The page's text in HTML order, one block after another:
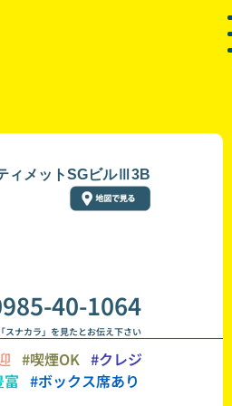
ィメットSGビルⅢ3B
40-1064
スナカラ」を見たとお伝え下さい
#喫煙OK #クレジ
#ボックス席あり